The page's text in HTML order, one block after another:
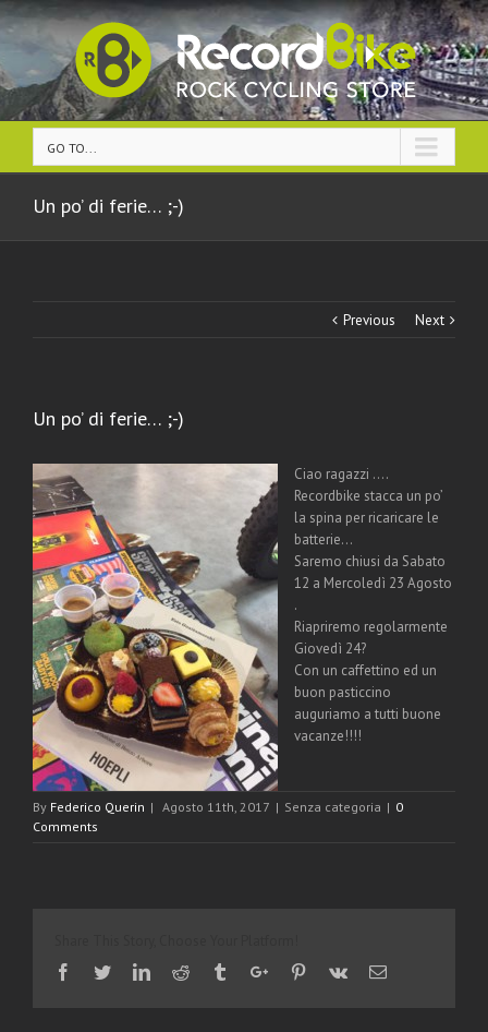
GO TO...
Un po’ di ferie… ;-)
Previous Next
Un po’ di ferie… ;-)
Ciao ragazzi ….
Recordbike stacca un po’
la spina per ricaricare le
batterie…
Saremo chiusi da Sabato
12 a Mercoledì 23 Agosto
.
Riapriremo regolarmente
Giovedì 24?
Con un caffettino ed un
buon pasticcino
auguriamo a tutti buone
vacanze!!!!
By Federico Querin | Agosto 11th, 2017 | Senza categoria | 0
Comments
Facebook
TwitterLinkedinReddit TumblrGoogle+Pinterest
Vk Email